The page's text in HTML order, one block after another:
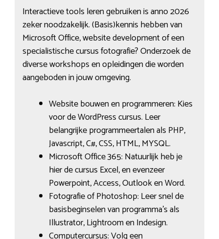
Interactieve tools leren gebruiken is anno 2026
zeker noodzakelijk. (Basis)kennis hebben van
Microsoft Office, website development of een
specialistische cursus fotografie? Onderzoek de
diverse workshops en opleidingen die worden
aangeboden in jouw omgeving.
Website bouwen en programmeren: Kies
voor de WordPress cursus. Leer
belangrijke programmeertalen als PHP,
Javascript, C#, CSS, HTML, MYSQL.
Microsoft Office 365: Natuurlijk heb je
hier de cursus Excel, en evenzeer
Powerpoint, Access, Outlook en Word.
Fotografie of Photoshop: Leer snel de
basisbeginselen van programma’s als
Illustrator, Lightroom en Indesign.